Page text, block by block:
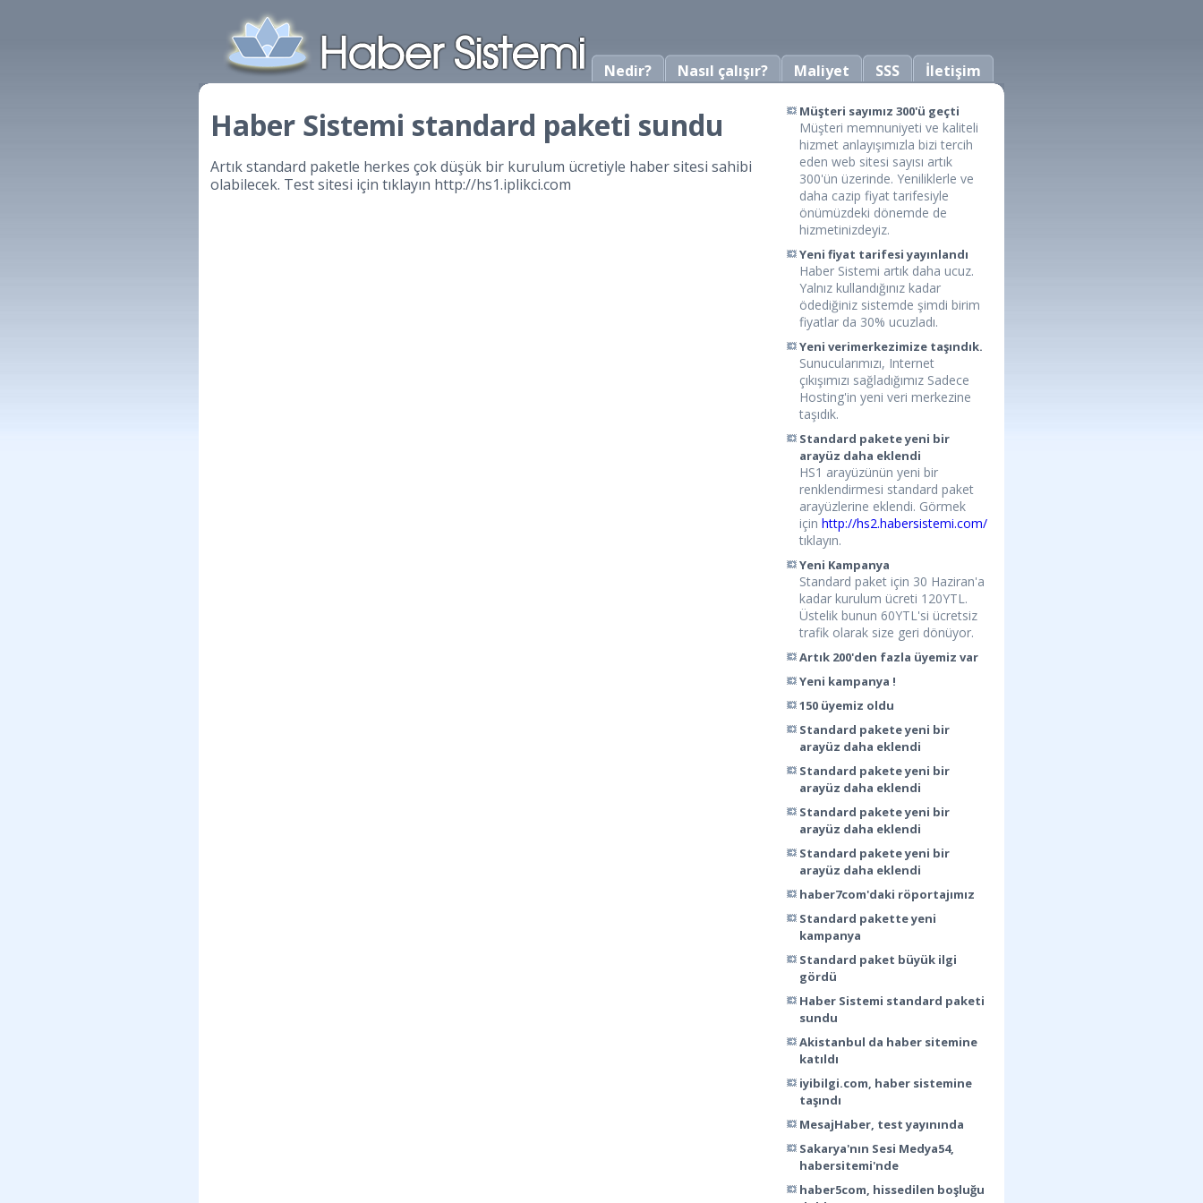
Nedir? Nasıl çalışır? Maliyet SSS İletişim
Haber Sistemi standard paketi sundu
Artık standard paketle herkes çok düşük bir kurulum ücretiyle haber sitesi sahibi
olabilecek. Test sitesi için tıklayın http://hs1.iplikci.com
Müşteri sayımız 300'ü geçti
Müşteri memnuniyeti ve kaliteli
hizmet anlayışımızla bizi tercih
eden web sitesi sayısı artık
300'ün üzerinde. Yeniliklerle ve
daha cazip fiyat tarifesiyle
önümüzdeki dönemde de
hizmetinizdeyiz.
Yeni fiyat tarifesi yayınlandı
Haber Sistemi artık daha ucuz.
Yalnız kullandığınız kadar
ödediğiniz sistemde şimdi birim
fiyatlar da 30% ucuzladı.
Yeni verimerkezimize taşındık.
Sunucularımızı, Internet
çıkışımızı sağladığımız Sadece
Hosting'in yeni veri merkezine
taşıdık.
Standard pakete yeni bir
arayüz daha eklendi
HS1 arayüzünün yeni bir
renklendirmesi standard paket
arayüzlerine eklendi. Görmek
için http://hs2.habersistemi.com/
tıklayın.
Yeni Kampanya
Standard paket için 30 Haziran'a
kadar kurulum ücreti 120YTL.
Üstelik bunun 60YTL'si ücretsiz
trafik olarak size geri dönüyor.
Artık 200'den fazla üyemiz var
Yeni kampanya !
150 üyemiz oldu
Standard pakete yeni bir
arayüz daha eklendi
Standard pakete yeni bir
arayüz daha eklendi
Standard pakete yeni bir
arayüz daha eklendi
Standard pakete yeni bir
arayüz daha eklendi
haber7com'daki röportajımız
Standard pakette yeni
kampanya
Standard paket büyük ilgi
gördü
Haber Sistemi standard paketi
sundu
Akistanbul da haber sitemine
katıldı
iyibilgi.com, haber sistemine
taşındı
MesajHaber, test yayınında
Sakarya'nın Sesi Medya54,
habersitemi'nde
haber5com, hissedilen boşluğu